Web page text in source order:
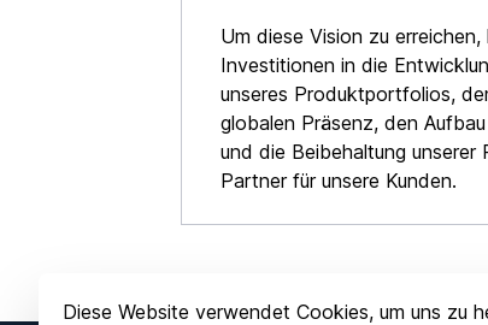
Um diese Vision zu
Investitionen in die
unseres Produktportfolios,
globalen Präsenz, den
und die Beibehaltung unserer
Partner für unsere Kunden.
Diese Website verwendet Cookies, um uns zu